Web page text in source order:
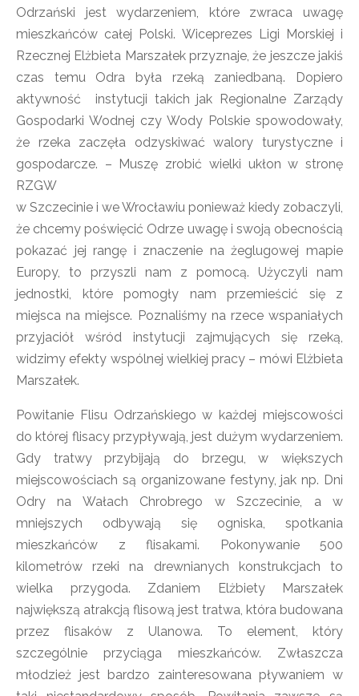
Odrzański jest wydarzeniem, które zwraca uwagę
mieszkańców całej Polski. Wiceprezes Ligi Morskiej i
Rzecznej Elżbieta Marszałek przyznaje, że jeszcze jakiś
czas temu Odra była rzeką zaniedbaną. Dopiero
aktywność instytucji takich jak Regionalne Zarządy
Gospodarki Wodnej czy Wody Polskie spowodowały,
że rzeka zaczęła odzyskiwać walory turystyczne i
gospodarcze. – Muszę zrobić wielki ukłon w stronę
RZGW
w Szczecinie i we Wrocławiu ponieważ kiedy zobaczyli,
że chcemy poświęcić Odrze uwagę i swoją obecnością
pokazać jej rangę i znaczenie na żeglugowej mapie
Europy, to przyszli nam z pomocą. Użyczyli nam
jednostki, które pomogły nam przemieścić się z
miejsca na miejsce. Poznaliśmy na rzece wspaniałych
przyjaciół wśród instytucji zajmujących się rzeką,
widzimy efekty wspólnej wielkiej pracy – mówi Elżbieta
Marszałek.
Powitanie Flisu Odrzańskiego w każdej miejscowości
do której flisacy przypływają, jest dużym wydarzeniem.
Gdy tratwy przybijają do brzegu, w większych
miejscowościach są organizowane festyny, jak np. Dni
Odry na Wałach Chrobrego w Szczecinie, a w
mniejszych odbywają się ogniska, spotkania
mieszkańców z flisakami. Pokonywanie 500
kilometrów rzeki na drewnianych konstrukcjach to
wielka przygoda. Zdaniem Elżbiety Marszałek
największą atrakcją flisową jest tratwa, która budowana
przez flisaków z Ulanowa. To element, który
szczególnie przyciąga mieszkańców. Zwłaszcza
młodzież jest bardzo zainteresowana pływaniem w